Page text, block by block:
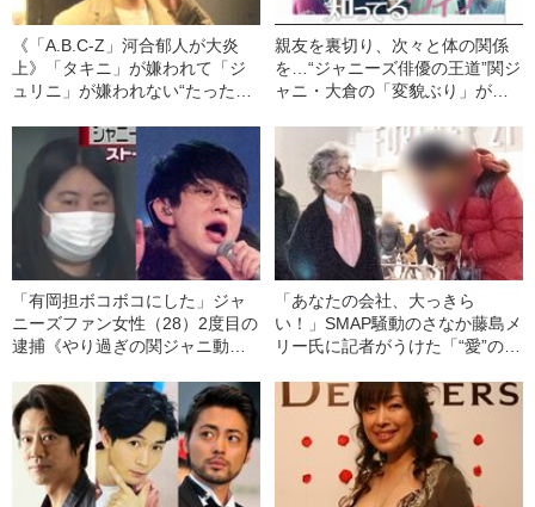
《「A.B.C-Z」河合郁人が大炎
上》「タキニ」が嫌われて「ジ
ュリニ」が嫌われない“たったひ
親友を裏切り、次々と体の関係
を…“ジャニーズ俳優の王道”関ジ
ャニ・大倉の「変貌ぶり」がス
「有岡担ボコボコにした」ジャ
ニーズファン女性（28）2度目の
逮捕《やり過ぎの関ジャニ動画
BEST5
「あなたの会社、大っきら
い！」SMAP騒動のさなか藤島メ
リー氏に記者がうけた「“愛”の説
顔》